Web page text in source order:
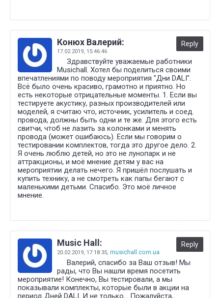
Конюх Валерий:
17.02.2019, 15:46:46
Reply
Здравствуйте уважаемые работники
Musichall. Хотел бы поделиться своими
впечатлениями по поводу мероприятия "Дни DALI".
Всё было очень красиво, грамотно и приятно. Но
есть некоторые отрицательные моменты. 1. Если вы
тестируете акустику, разных производителей или
моделей, я считаю что, источник, усилитель и соед.
провода, должны быть одни и те же. Для этого есть
свитчи, чтоб не лазить за колонками и менять
провода (может ошибаюсь). Если мы говорим о
тестировании комплектов, тогда это другое дело. 2.
Я очень люблю детей, но это не лунопарк и не
аттракционы, и моё мнение детям у вас на
мероприятии делать нечего. Я пришёл послушать и
купить технику, а не смотреть как папы бегают с
маленькими детьми. Спасибо. Это моё личное
мнение.
Music Hall:
20.02.2019, 17:18:35, musichall.com.ua
Reply
Валерий, спасибо за Ваш отзыв! Мы
рады, что Вы нашли время посетить
мероприятие! Конечно, Вы тестировали, а мы
показывали комплекты, которые были в акции на